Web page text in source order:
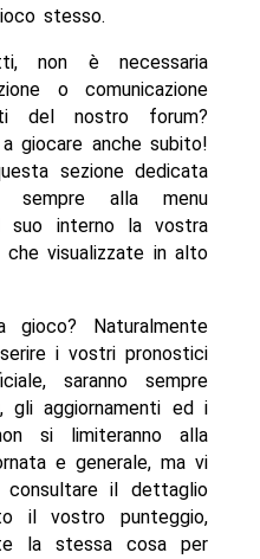
stesso.
non è necessaria
o comunicazione
del nostro forum?
giocare anche subito!
sezione dedicata
sempre alla menu
suo interno la vostra
visualizzate in alto
gioco? Naturalmente
i vostri pronostici
saranno sempre
gli aggiornamenti ed i
si limiteranno alla
e generale, ma vi
consultare il dettaglio
il vostro punteggio,
la stessa cosa per